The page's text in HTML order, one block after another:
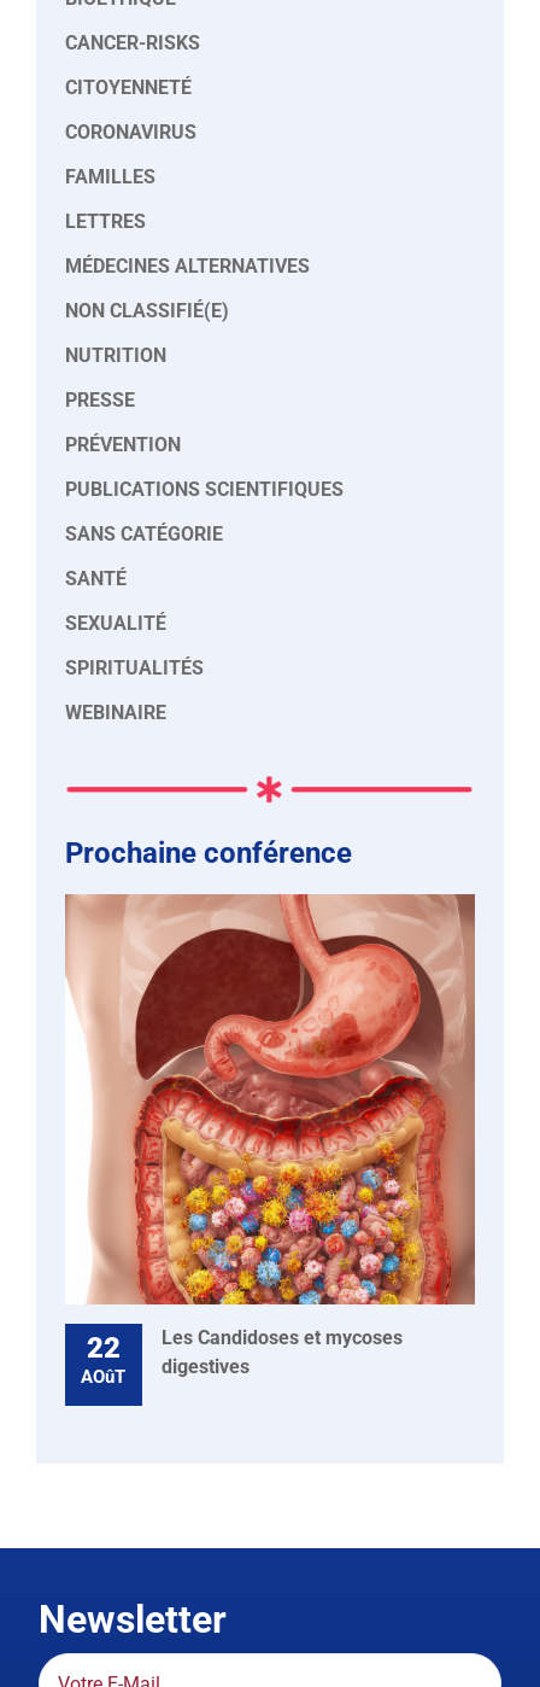
CANCER-RISKS
CITOYENNETÉ
CORONAVIRUS
FAMILLES
LETTRES
MÉDECINES ALTERNATIVES
NON CLASSIFIÉ(E)
NUTRITION
PRESSE
PRÉVENTION
PUBLICATIONS SCIENTIFIQUES
SANS CATÉGORIE
SANTÉ
SEXUALITÉ
SPIRITUALITÉS
WEBINAIRE
Prochaine conférence
22
AOûT
Les Candidoses et mycoses
digestives
Newsletter